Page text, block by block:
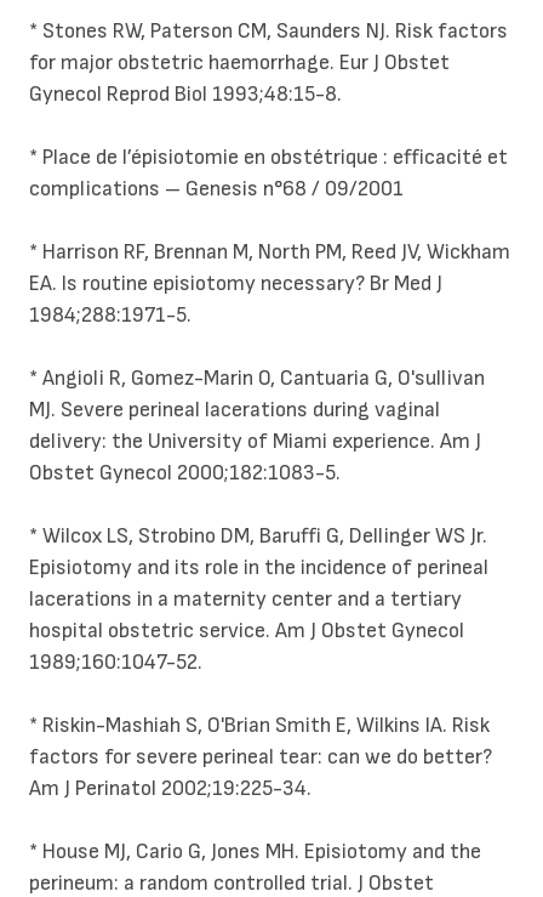
* Stones RW, Paterson CM, Saunders NJ. Risk factors
for major obstetric haemorrhage. Eur J Obstet
Gynecol Reprod Biol 1993;48:15-8.
* Place de l’épisiotomie en obstétrique : efficacité et
complications – Genesis n°68 / 09/2001
* Harrison RF, Brennan M, North PM, Reed JV, Wickham
EA. Is routine episiotomy necessary? Br Med J
1984;288:1971-5.
* Angioli R, Gomez-Marin O, Cantuaria G, O'sullivan
MJ. Severe perineal lacerations during vaginal
delivery: the University of Miami experience. Am J
Obstet Gynecol 2000;182:1083-5.
* Wilcox LS, Strobino DM, Baruffi G, Dellinger WS Jr.
Episiotomy and its role in the incidence of perineal
lacerations in a maternity center and a tertiary
hospital obstetric service. Am J Obstet Gynecol
1989;160:1047-52.
* Riskin-Mashiah S, O'Brian Smith E, Wilkins IA. Risk
factors for severe perineal tear: can we do better?
Am J Perinatol 2002;19:225-34.
* House MJ, Cario G, Jones MH. Episiotomy and the
perineum: a random controlled trial. J Obstet